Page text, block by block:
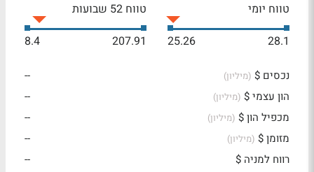
טווח יומי
28.1
25.26
טווח 52 שבועות
207.91
8.4
נכסים $ (מיליון)
--
הון עצמי $ (מיליון)
--
מכפיל הון $ (מיליון)
--
מזומן $ (מיליון)
--
רווח למניה $
--